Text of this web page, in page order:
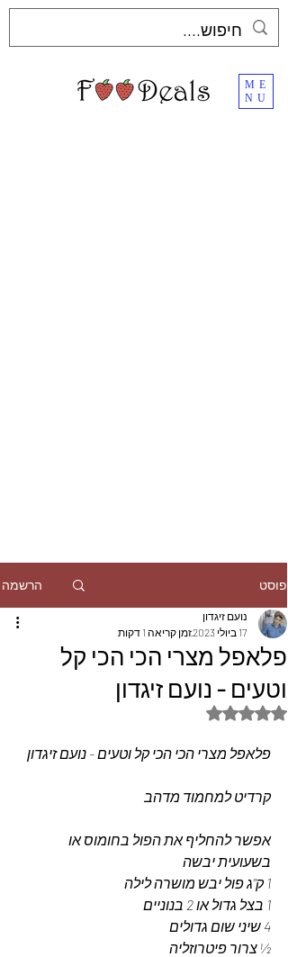
ME
NU
פוסט הרשמה
פלאפל מצרי הכי הכי קל
וטעים - נועם זיגדון
נועם זיגדון
17 ביולי 2023
זמן קריאה 1 דקות
דירוג של NaN מתוך 5 כוכבים
פלאפל מצרי הכי הכי קל וטעים - נועם זיגדון
קרדיט למחמוד מדהב
אפשר להחליף את הפול בחומוס או
בשעועית יבשה
1 ק"ג פול יבש מושרה לילה
1 בצל גדול או 2 בנוניים
4 שיני שום גדולים
½ צרור פיטרוזליה